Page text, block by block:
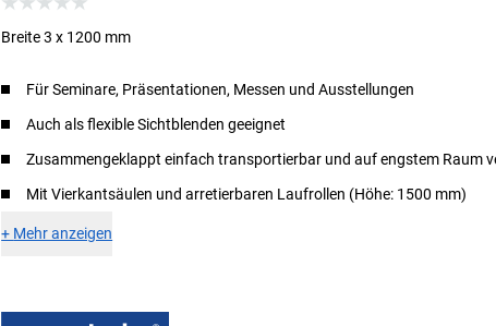
Breite 3 x 1200 mm
Für Seminare, Präsentationen, Messen und Ausstellungen
Auch als flexible Sichtblenden geeignet
Zusammengeklappt einfach transportierbar und auf engstem Raum
Mit Vierkantsäulen und arretierbaren Laufrollen (Höhe: 1500 mm)
+ Mehr anzeigen